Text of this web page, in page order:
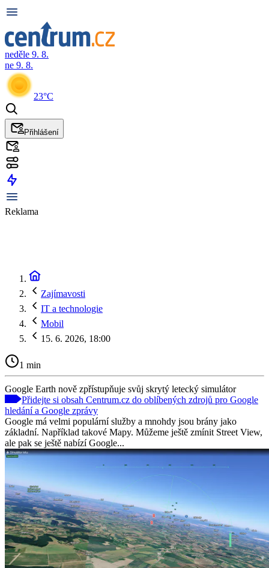
neděle 9. 8.
ne 9. 8.
23°C
Přihlášení
Reklama
Zajímavosti
IT a technologie
Mobil
15. 6. 2026, 18:00
1 min
Google Earth nově zpřístupňuje svůj skrytý letecký simulátor
Přidejte si obsah Centrum.cz do oblíbených zdrojů pro Google
hledání a Google zprávy
Google má velmi populární služby a mnohdy jsou brány jako
základní. Například takové Mapy. Můžeme ještě zmínit Street View,
ale pak se ještě nabízí Google...